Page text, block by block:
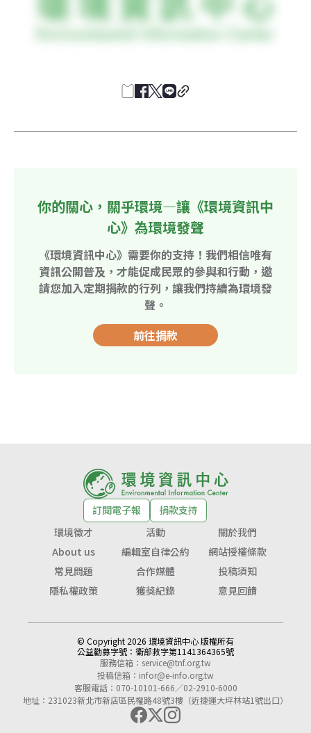
你的關心，關乎環境—讓《環境資訊中
心》為環境發聲
《環境資訊中心》需要你的支持！我們相信唯有
資訊公開普及，才能促成民眾的參與和行動，邀
請您加入定期捐款的行列，讓我們持續為環境發
聲。
前往捐款
訂閱電子報
捐款支持
環境徵才
活動
關於我們
About us
編輯室自律公約
網站授權條款
常見問題
合作媒體
投稿須知
隱私權政策
獲獎紀錄 意見回饋
© Copyright 2026 環境資訊中心 版權所有
公益勸募字號： 衛部救字第1141364365號
服務信箱： service@tnf.org.tw
投稿信箱： infor@e-info.org.tw
客服電話：070-10101-666／02-2910-6000
地址：231023新北市新店區民權路48號3樓（近捷運大坪林站1號出口）